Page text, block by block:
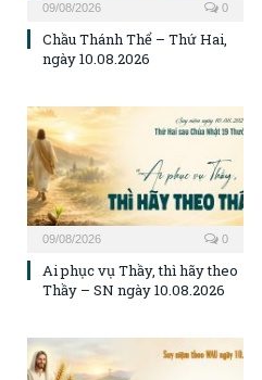
09/08/2026 0
Chầu Thánh Thể – Thứ Hai,
ngày 10.08.2026
09/08/2026 0
Ai phục vụ Thầy, thì hãy theo
Thầy – SN ngày 10.08.2026